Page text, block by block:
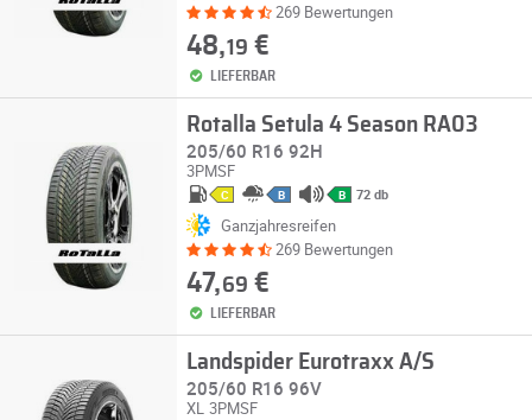
269 Bewertungen
48,19 €
LIEFERBAR
Rotalla Setula 4 Season RA03
205/60 R16 92H
3PMSF
C B B 72 db
Ganzjahresreifen
269 Bewertungen
47,69 €
LIEFERBAR
Landspider Eurotraxx A/S
205/60 R16 96V
XL 3PMSF